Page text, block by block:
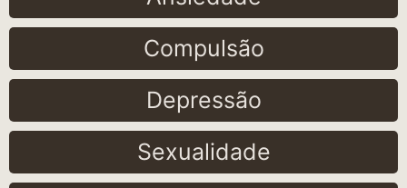
Compulsão
Depressão
Sexualidade